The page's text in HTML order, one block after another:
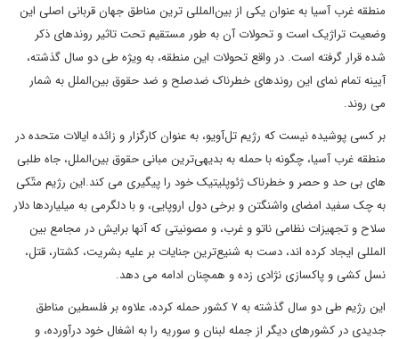
منطقه غرب آسیا به عنوان یکی از بین‌المللی ترین مناطق جهان قربانی اصلی این
وضعیت تراژیک است و تحولات آن به طور مستقیم تحت تاثیر روندهای ذکر
شده قرار گرفته است. در واقع تحولات این منطقه، به ویژه طی دو سال گذشته،
آیینه تمام نمای این روندهای خطرناک ضدصلح و ضد حقوق بین‌الملل به شمار
می روند.
بر کسی پوشیده نیست که رژیم تل‌آویو، به عنوان کارگزار و زائده ایالات متحده در
منطقه غرب آسیا، چگونه با حمله به بدیهی‌ترین مبانی حقوق بین‌الملل، جاه طلبی
های بی حد و حصر و خطرناک ژئوپلیتیک خود را پیگیری می کند.این رژیم متّکی
به چک سفید امضای واشنگتن و برخی دول اروپایی، و با دلگرمی به میلیاردها دلار
سلاح و تجهیزات نظامی ناتو و غرب، و مصونیتی که آنها برایش در مجامع بین
المللی ایجاد کرده اند، دست به شنیع‌ترین جنایات بر علیه بشریت، کشتار، قتل،
نسل کشی و پاکسازی نژادی زده و همچنان ادامه می دهد.
این رژیم طی دو سال گذشته به ۷ کشور حمله کرده، علاوه بر فلسطین مناطق
جدیدی در کشورهای دیگر از جمله لبنان و سوریه را به اشغال خود درآورده، و